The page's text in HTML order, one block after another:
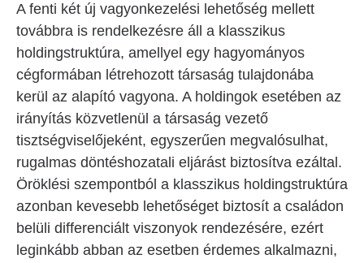
A fenti két új vagyonkezelési lehetőség mellett
továbbra is rendelkezésre áll a klasszikus
holdingstruktúra, amellyel egy hagyományos
cégformában létrehozott társaság tulajdonába
kerül az alapító vagyona. A holdingok esetében az
irányítás közvetlenül a társaság vezető
tisztségviselőjeként, egyszerűen megvalósulhat,
rugalmas döntéshozatali eljárást biztosítva ezáltal.
Öröklési szempontból a klasszikus holdingstruktúra
azonban kevesebb lehetőséget biztosít a családon
belüli differenciált viszonyok rendezésére, ezért
leginkább abban az esetben érdemes alkalmazni,